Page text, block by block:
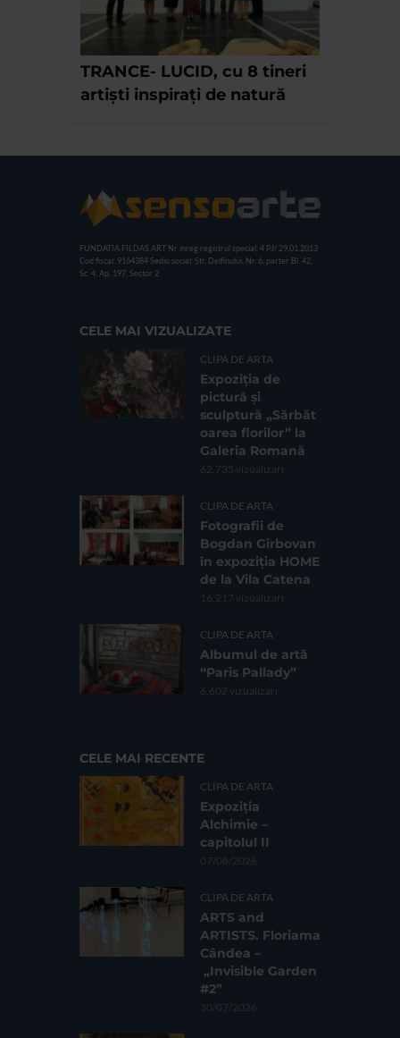
TRANCE- LUCID, cu 8 tineri
artiști inspirați de natură
FUNDATIA FILDAS ART Nr inreg registrul special: 4 PJ/ 29.01.2013
Cod fiscal: 9164384 Sediu social: Str. Delfinului, Nr. 6, parter Bl. 42,
Sc. 4, Ap. 197, Sector 2
CELE MAI VIZUALIZATE
CLIPA DE ARTA
Expoziția de
pictură și
sculptură „Sărbăt
oarea florilor” la
Galeria Romană
62.735 vizualizari
CLIPA DE ARTA
Fotografii de
Bogdan Gîrbovan
în expoziția HOME
de la Vila Catena
16.217 vizualizari
CLIPA DE ARTA
Albumul de artă
“Paris Pallady”
6.602 vizualizari
CELE MAI RECENTE
CLIPA DE ARTA
Expoziția
Alchimie –
capitolul II
07/08/2026
CLIPA DE ARTA
ARTS and
ARTISTS. Floriama
Cândea –
„Invisible Garden
#2”
30/07/2026